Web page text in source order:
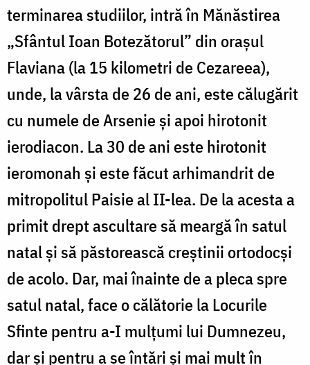
terminarea studiilor, intră în Mănăstirea
„Sfântul Ioan Botezătorul” din oraşul
Flaviana (la 15 kilometri de Cezareea),
unde, la vârsta de 26 de ani, este călugărit
cu numele de Arsenie şi apoi hirotonit
ierodiacon. La 30 de ani este hirotonit
ieromonah şi este făcut arhimandrit de
mitropolitul Paisie al II-lea. De la acesta a
primit drept ascultare să meargă în satul
natal şi să păstorească creştinii ortodocşi
de acolo. Dar, mai înainte de a pleca spre
satul natal, face o călătorie la Locurile
Sfinte pentru a-I mulţumi lui Dumnezeu,
dar şi pentru a se întări şi mai mult în